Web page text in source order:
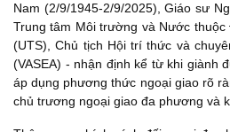
Nam (2/9/1945-2/9/2025), Giáo sư
Trung tâm Môi trường và Nước
(UTS), Chủ tịch Hội trí thức và
(VASEA) - nhận định kể từ khi giành
áp dụng phương thức ngoại giao rõ
chủ trương ngoại giao đa phương và